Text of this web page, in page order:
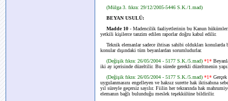
(Mülga 3. fıkra: 29/12/2005-5446 S.K./1.mad)
BEYAN USULÜ:
Madde 10 - Madencilik faaliyetlerinin bu Kanun
yetkili kişilerce tanzim edilen raporlar doğru kabul edilir.
Teknik elemanlar sadece ihtisas sahibi oldukları
konular dışındaki tüm beyanlardan sorumludurlar.
(Değişik fıkra: 26/05/2004 - 5177 S.K./5.mad) *1*
iki ay içerisinde düzeltilir. Bu sürede gerekli düzeltmenin
(Değişik fıkra: 26/05/2004 - 5177 S.K./5.mad) *1*
uygulanmasını engelleyen ve haksız surette hak iktisabına
yıl süreyle geçersiz sayılır. Fiilin her tekrarında hak
elemanın bağlı bulunduğu meslek teşekkülüne bildirilir.